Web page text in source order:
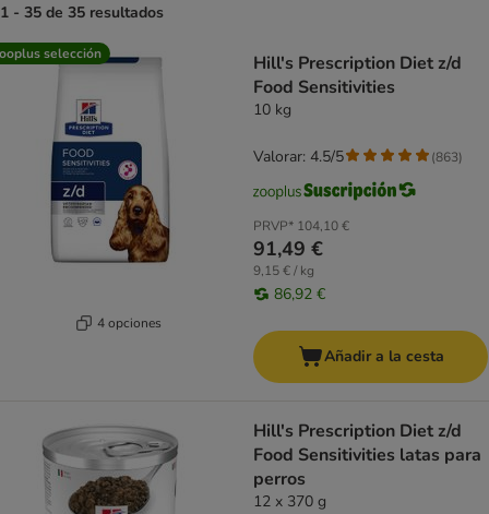
1 - 35 de 35 resultados
product items have been changed
selección
4 opciones
Hill's Prescription Diet z/d
Food Sensitivities
10 kg
PRVP* 104,10 €
91,49 €
9,15 € / kg
86,92 €
Valorar: 4.5/5 (863)
Añadir a la cesta
Hill's Prescription Diet z/d
Food Sensitivities latas para
perros
12 x 370 g